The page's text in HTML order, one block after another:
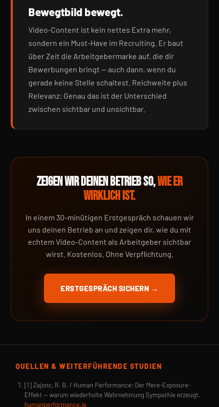
Bewegtbild bewegt.
Video-Content ist kein nettes Extra mehr,
sondern ein Must-Have im Recruiting. Er baut
über Zeit die Arbeitgebermarke auf, die dir
Bewerbungen bringt — auch dann, wenn du
gerade keine Stelle schaltest. Reichweite plus
Relevanz: Genau das ist der Unterschied
zwischen sichtbar und unsichtbar.
ZEIGEN WIR DEINEN BETRIEB SO,WIE ER
WIRKLICH IST.
In einem 30-minütigen Erstgespräch schauen wir
uns deinen Betrieb an und zeigen dir, wie du mit
echtem Video-Content als Arbeitgeber sichtbar
wirst. Kostenlos. Ohne Verpflichtung.
ERSTGESPRÄCH SICHERN →
QUELLEN & WEITERFÜHRENDE STUDIEN
[1] Zajonc, R. B. / Human Performance: Der Mere-Exposure-
Effekt — warum wiederholte Wahrnehmung Sympathie erzeugt.
humanperformance.ie